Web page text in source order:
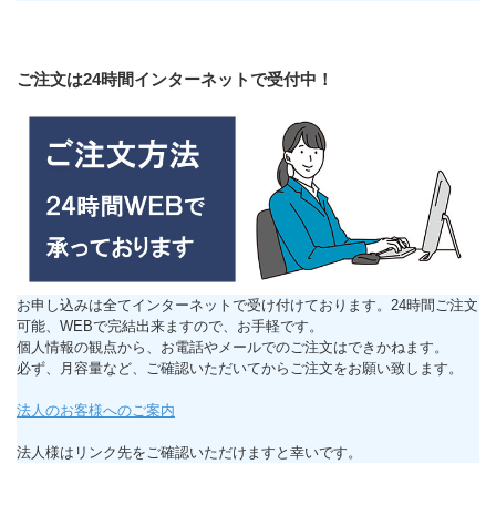
ご注文は24時間インターネットで受付中！
お申し込みは全てインターネットで受け付けております。24時間ご注文
可能、WEBで完結出来ますので、お手軽です。
個人情報の観点から、お電話やメールでのご注文はできかねます。
必ず、月容量など、ご確認いただいてからご注文をお願い致します。
法人のお客様へのご案内
法人様はリンク先をご確認いただけますと幸いです。